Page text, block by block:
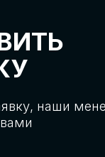
глобальной цифровой
о новых подходах
ИИ-